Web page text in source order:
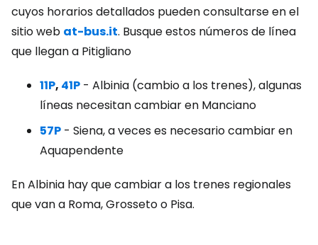
cuyos horarios detallados pueden consultarse en el
sitio web at-bus.it. Busque estos números de línea
que llegan a Pitigliano
11P, 41P - Albinia (cambio a los trenes), algunas
líneas necesitan cambiar en Manciano
57P - Siena, a veces es necesario cambiar en
Aquapendente
En Albinia hay que cambiar a los trenes regionales
que van a Roma, Grosseto o Pisa.